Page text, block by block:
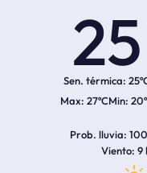
25
ºC
Sen. térmica:
27ºC
Prob. lluvia
Viento 9